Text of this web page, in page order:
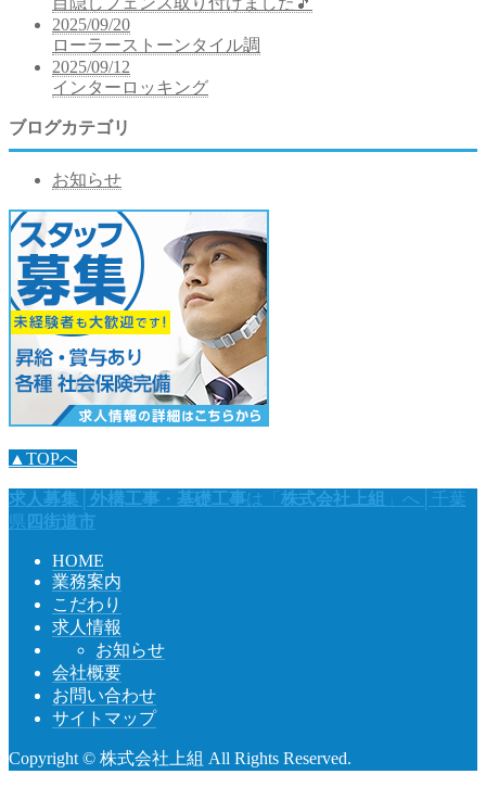
2025/09/20
ローラーストーンタイル調
2025/09/12
インターロッキング
ブログカテゴリ
お知らせ
▲TOPへ
求人募集 外構工事 ・ 基礎工事は「 株式会社上組
」へ│千葉
県
四街道市
HOME
業務案内
こだわり
求人情報
お知らせ
会社概要
お問い合わせ
サイトマップ
Copyright © 株式会社上組 All Rights Reserved.